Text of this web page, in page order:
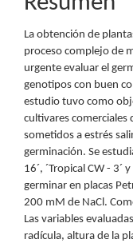
La obtención de
proceso complejo de
urgente evaluar el
genotipos con buen
estudio tuvo como
cultivares comerciales
sometidos a estrés
germinación. Se
16´, ´Tropical CW - 3´
germinar en placas
200 mM de NaCl.
Las variables
radícula, altura de la